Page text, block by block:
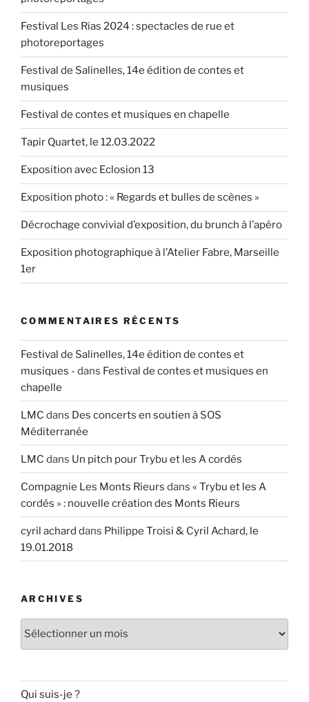
Festival Les Rias 2024 : spectacles de rue et
photoreportages
Festival de Salinelles, 14e édition de contes et
musiques
Festival de contes et musiques en chapelle
Tapir Quartet, le 12.03.2022
Exposition avec Eclosion 13
Exposition photo : « Regards et bulles de scènes »
Décrochage convivial d’exposition, du brunch à l’apéro
Exposition photographique à l’Atelier Fabre, Marseille
1er
COMMENTAIRES RÉCENTS
Festival de Salinelles, 14e édition de contes et
musiques - dans Festival de contes et musiques en
chapelle
LMC dans Des concerts en soutien à SOS
Méditerranée
LMC dans Un pitch pour Trybu et les A cordés
Compagnie Les Monts Rieurs dans « Trybu et les A
cordés » : nouvelle création des Monts Rieurs
cyril achard dans Philippe Troisi & Cyril Achard, le
19.01.2018
ARCHIVES
Archives
Qui suis-je ?